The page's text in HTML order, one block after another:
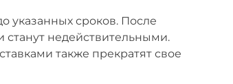
указанных сроков. После
станут недействительными.
также прекратят свое